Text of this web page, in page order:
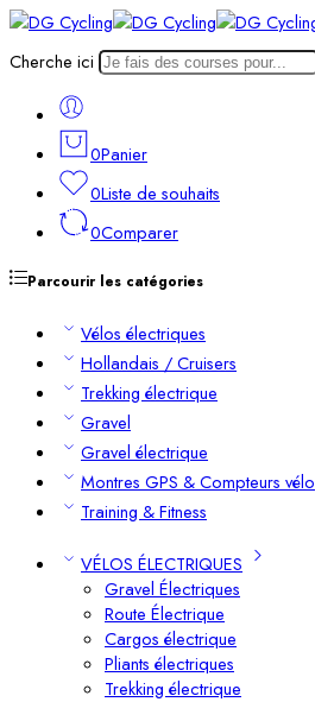
Cherche ici
0Panier
0Liste de souhaits
0Comparer
Parcourir les catégories
Vélos électriques
Hollandais / Cruisers
Trekking électrique
Gravel
Gravel électrique
Montres GPS & Compteurs vélo
Training & Fitness
VÉLOS ÉLECTRIQUES
Gravel Électriques
Route Électrique
Cargos électrique
Pliants électriques
Trekking électrique